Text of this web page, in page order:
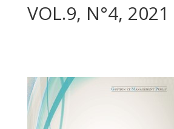
VOL.9, N°4, 2021